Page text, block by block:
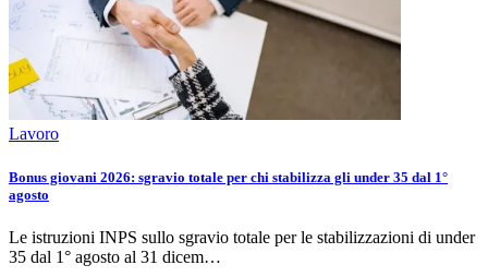
Lavoro
Bonus giovani 2026: sgravio totale per chi stabilizza gli under 35 dal 1°
agosto
Le istruzioni INPS sullo sgravio totale per le stabilizzazioni di under
35 dal 1° agosto al 31 dicem…